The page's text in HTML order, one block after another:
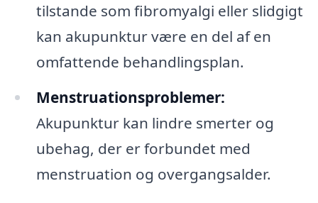
tilstande som fibromyalgi eller slidgigt
kan akupunktur være en del af en
omfattende behandlingsplan.
Menstruationsproblemer:
Akupunktur kan lindre smerter og
ubehag, der er forbundet med
menstruation og overgangsalder.